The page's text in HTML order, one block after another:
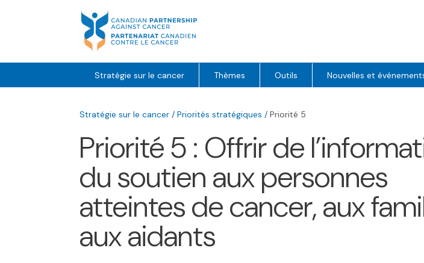
Stratégie sur le cancer Thèmes Outils Nouvelles et
Stratégie sur le cancer / Priorités stratégiques / Priorité 5
Priorité 5 : Offrir de
du soutien aux personnes
atteintes de cancer, aux
aux aidants